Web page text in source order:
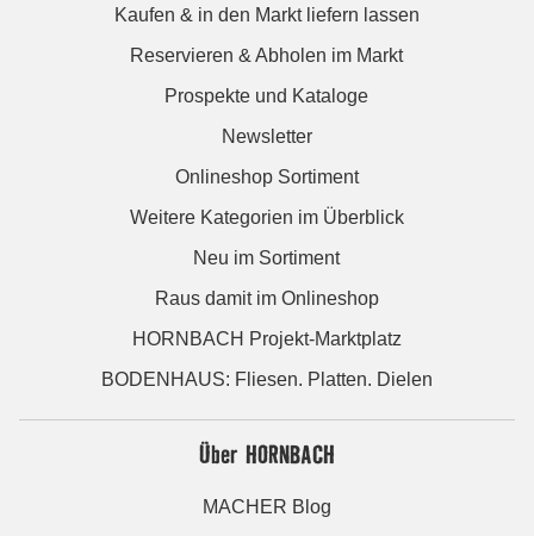
Kaufen & in den Markt liefern lassen
Reservieren & Abholen im Markt
Prospekte und Kataloge
Newsletter
Onlineshop Sortiment
Weitere Kategorien im Überblick
Neu im Sortiment
Raus damit im Onlineshop
HORNBACH Projekt-Marktplatz
BODENHAUS: Fliesen. Platten. Dielen
Über HORNBACH
MACHER Blog